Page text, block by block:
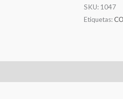
SKU: 1047
Etiquetas: